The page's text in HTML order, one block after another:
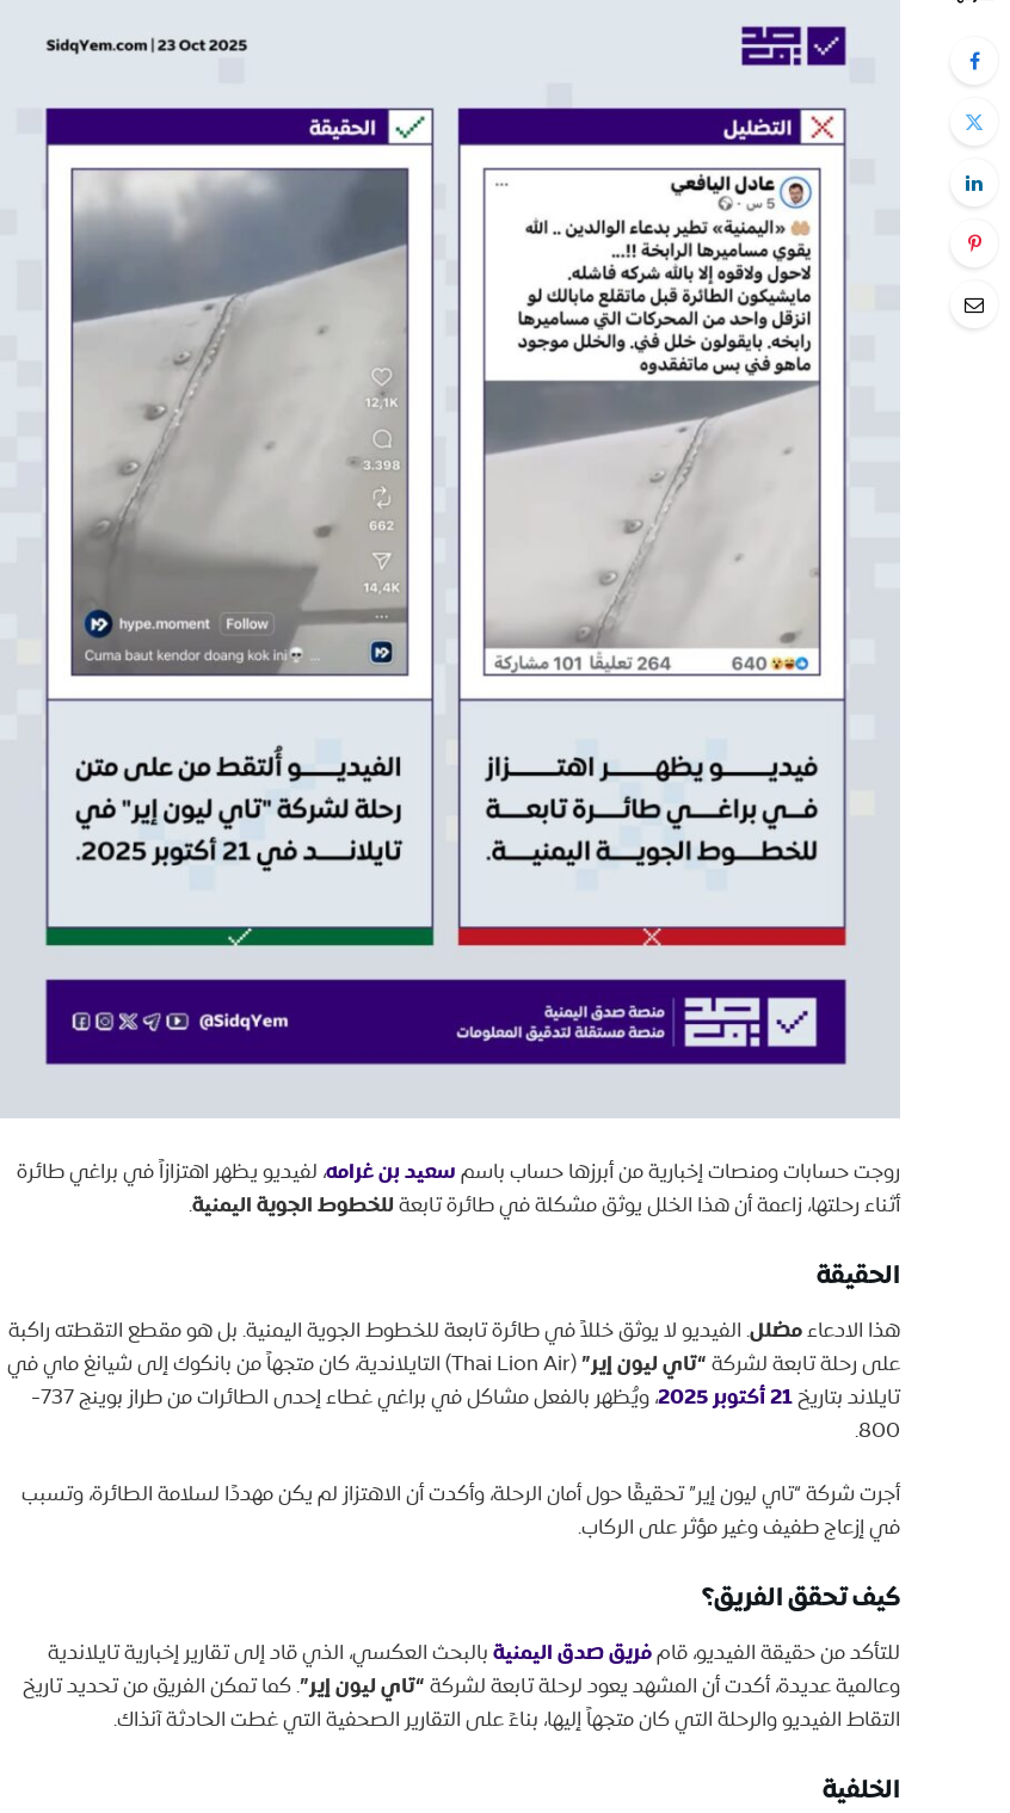
روجت حسابات ومنصات إخبارية من أبرزها حساب باسمسعيد بن غرامه، لفيديو يظهر اهتزازاً في براغي طائرة
أثناء رحلتها، زاعمة أن هذا الخلل يوثق مشكلة في طائرة تابعةللخطوط الجوية اليمنية.
​الحقيقة
​هذا الادعاءمضلل. الفيديو لا يوثق خللاً في طائرة تابعة للخطوط الجوية اليمنية. بل هو مقطع التقطته راكبة
على رحلة تابعة لشركة“تاي ليون إير”
(Thai Lion Air) التايلاندية، كان متجهاً من بانكوك إلى شيانغ ماي في
تايلاند بتاريخ21 أكتوبر 2025
، ويُظهر بالفعل مشاكل في براغي غطاء إحدى الطائرات من طراز بوينج 737-
800.
أجرت شركة “تاي ليون إير” تحقيقًا حول أمان الرحلة، وأكدت أن الاهتزاز لم يكن مهددًا لسلامة الطائرة، وتسبب
في إزعاج طفيف وغير مؤثر على الركاب.
​كيف تحقق الفريق؟
​للتأكد من حقيقة الفيديو، قامفريق صدق اليمنيةبالبحث العكسي، الذي قاد إلى تقارير إخبارية تايلاندية
وعالمية عديدة، أكدت أن المشهد يعود لرحلة تابعة لشركة“تاي ليون إير”. كما تمكن الفريق من تحديد تاريخ
التقاط الفيديو والرحلة التي كان متجهاً إليها، بناءً على التقارير الصحفية التي غطت الحادثة آنذاك.
الخلفية